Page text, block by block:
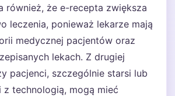
również, że e-recepta zwiększa
leczenia, ponieważ lekarze mają
medycznej pacjentów oraz
lekach. Z drugiej
pacjenci, szczególnie starsi lub
z technologią, mogą mieć